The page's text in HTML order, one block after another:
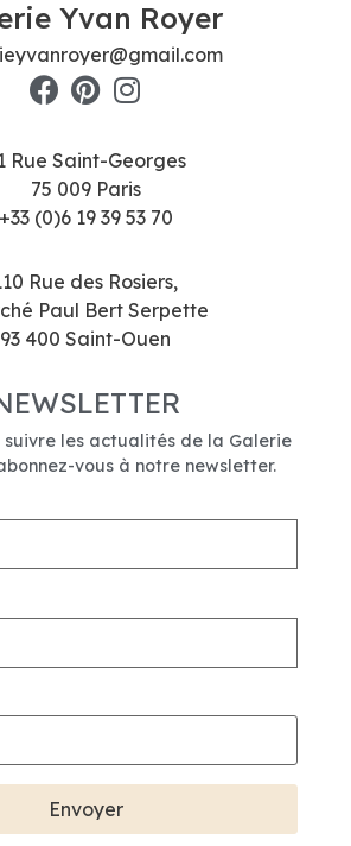
Yvan Royer
Rue Saint-Georges
75 009 Paris
+33 (0)6 19 39 53 70
Rue des Rosiers,
Paul Bert Serpette
93 400 Saint-Ouen
suivre les actualités de la Galerie
vous à notre newsletter.